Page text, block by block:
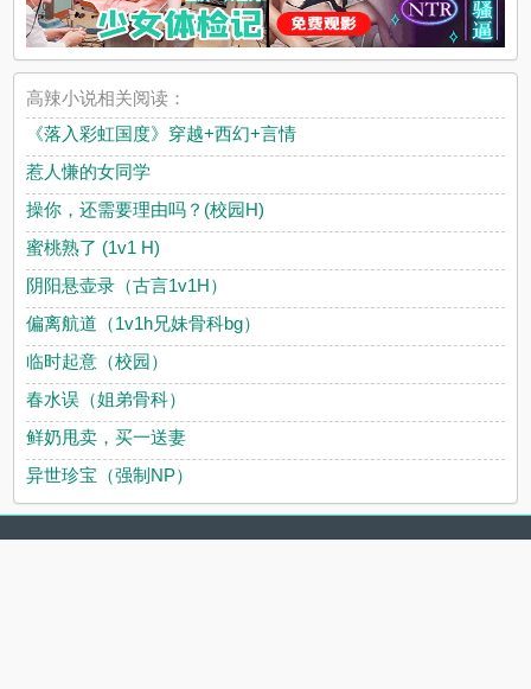
高辣小说相关阅读：
《落入彩虹国度》穿越+西幻+言情
惹人慊的女同学
操你，还需要理由吗？(校园H)
蜜桃熟了 (1v1 H)
阴阳悬壶录（古言1v1H）
偏离航道（1v1h兄妹骨科bg）
临时起意（校园）
春水误（姐弟骨科）
鲜奶甩卖，买一送妻
异世珍宝（强制NP）